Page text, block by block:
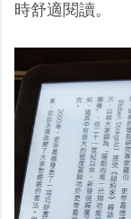
時舒適閱讀。